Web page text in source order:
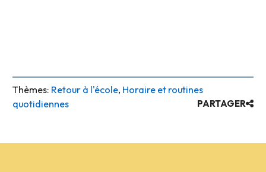
Thèmes: Retour à l'école, Horaire et routines
quotidiennes
PARTAGER